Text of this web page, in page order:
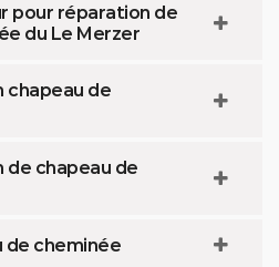
pour réparation de
du Le Merzer
chapeau de
de chapeau de
de cheminée